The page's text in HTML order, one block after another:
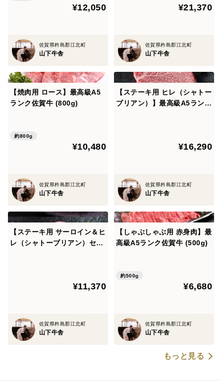
¥12,050
佐賀県杵島郡江北町
山下牛舎
¥21,370
佐賀県杵島郡江北町
山下牛舎
【焼肉用 ロース】最高級A5
ランク佐賀牛 (800g)
約800g
¥10,480
佐賀県杵島郡江北町
山下牛舎
【ステーキ用 ヒレ（シャトー
ブリアン）】最高級A5ランク
¥16,290
佐賀県杵島郡江北町
山下牛舎
【ステーキ用 サーロイン＆ヒ
レ（シャトーブリアン）セッ
¥11,370
佐賀県杵島郡江北町
山下牛舎
【しゃぶしゃぶ用 赤身肉】最
高級A5ランク佐賀牛 (500g)
約500g
¥6,680
佐賀県杵島郡江北町
山下牛舎
もっと見る